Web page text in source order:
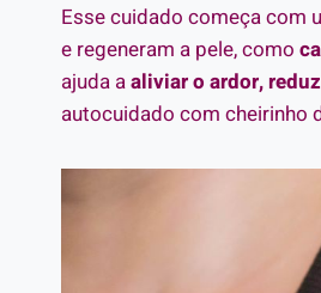
Esse cuidado começa com
e regeneram a pele, como
ajuda aaliviar o ardor,
autocuidado com cheirinho